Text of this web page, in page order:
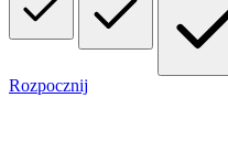
Rozpocznij